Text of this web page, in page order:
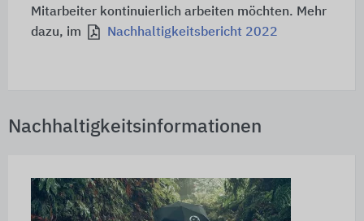
Mitarbeiter kontinuierlich arbeiten möchten. Mehr
dazu, im
Nachhaltigkeitsbericht 2022
Nachhaltigkeitsinformationen